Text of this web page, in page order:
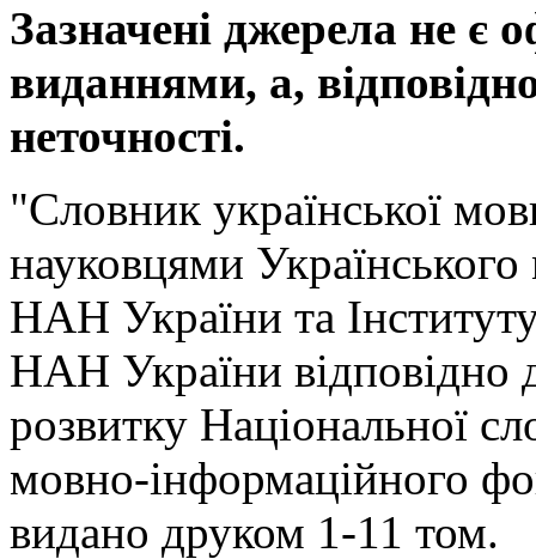
Зазначені джерела не є
виданнями, а,
неточності.
"Словник української
науковцями
НАН України та
НАН України відповідно
розвитку Національної
мовно-інформаційного
видано друком 1-11 том.